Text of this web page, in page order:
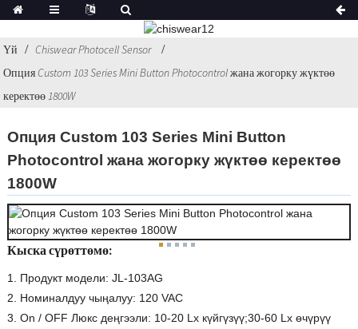
Үй
Chiswear Photocell Sensor
Опция Custom 103 Series Mini Button Photocontrol жана жогорку жүктөө
керектөө 1800W
Опция Custom 103 Series Mini Button
Photocontrol жана жогорку жүктөө керектөө
1800W
Кыска сүрөттөмө:
1. Продукт модели: JL-103AG
2. Номиналдуу чыңалуу: 120 VAC
3. On / OFF Люкс деңгээли: 10-20 Lx күйгүзүү;30-60 Lx өчүрүү